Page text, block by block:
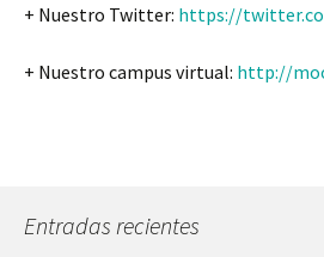
+ Nuestro Twitter: https://
+ Nuestro campus virtual: http://
Entradas recientes